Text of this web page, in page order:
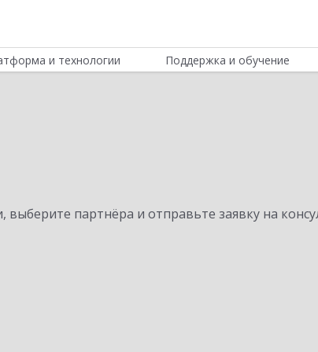
и технологии Поддержка и обучение
партнёра и отправьте заявку на